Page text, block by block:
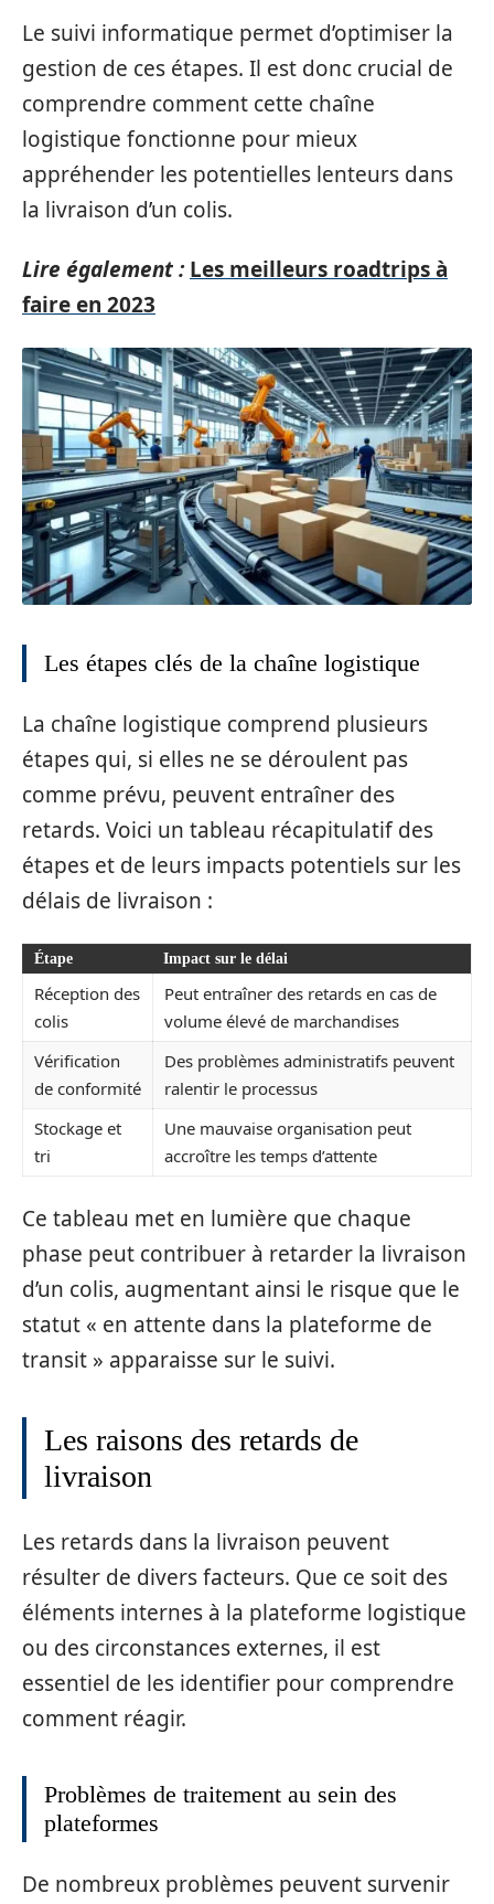
Le suivi informatique permet d’optimiser la
gestion de ces étapes. Il est donc crucial de
comprendre comment cette chaîne
logistique fonctionne pour mieux
appréhender les potentielles lenteurs dans
la livraison d’un colis.
Lire également : Les meilleurs roadtrips à
faire en 2023
Les étapes clés de la chaîne logistique
La chaîne logistique comprend plusieurs
étapes qui, si elles ne se déroulent pas
comme prévu, peuvent entraîner des
retards. Voici un tableau récapitulatif des
étapes et de leurs impacts potentiels sur les
délais de livraison :
Étape Impact sur le délai
Réception des
colis
Peut entraîner des retards en cas de
volume élevé de marchandises
Vérification
de conformité
Des problèmes administratifs peuvent
ralentir le processus
Stockage et
tri
Une mauvaise organisation peut
accroître les temps d’attente
Ce tableau met en lumière que chaque
phase peut contribuer à retarder la livraison
d’un colis, augmentant ainsi le risque que le
statut « en attente dans la plateforme de
transit » apparaisse sur le suivi.
Les raisons des retards de
livraison
Les retards dans la livraison peuvent
résulter de divers facteurs. Que ce soit des
éléments internes à la plateforme logistique
ou des circonstances externes, il est
essentiel de les identifier pour comprendre
comment réagir.
Problèmes de traitement au sein des
plateformes
De nombreux problèmes peuvent survenir